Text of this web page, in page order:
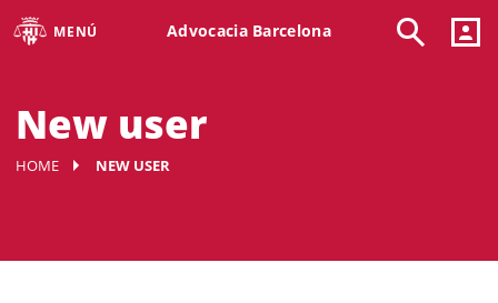
MENÚ Advocacia Barcelona
New user
HOME NEW USER